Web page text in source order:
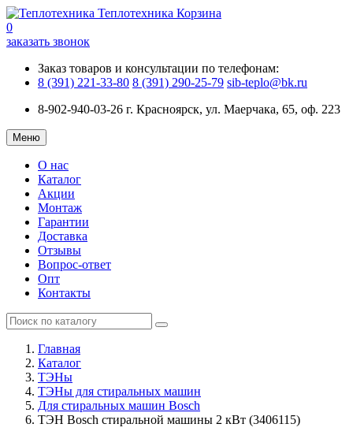
Теплотехника Корзина
0
заказать звонок
Заказ товаров и консультации по телефонам:
8 (391) 221-33-80 8 (391) 290-25-79 sib-teplo@bk.ru
8-902-940-03-26 г. Красноярск, ул. Маерчака, 65, оф. 223
Меню
О нас
Каталог
Акции
Монтаж
Гарантии
Доставка
Отзывы
Вопрос-ответ
Опт
Контакты
Главная
Каталог
ТЭНы
ТЭНы для стиральных машин
Для стиральных машин Bosch
ТЭН Bosch стиральной машины 2 кВт (3406115)